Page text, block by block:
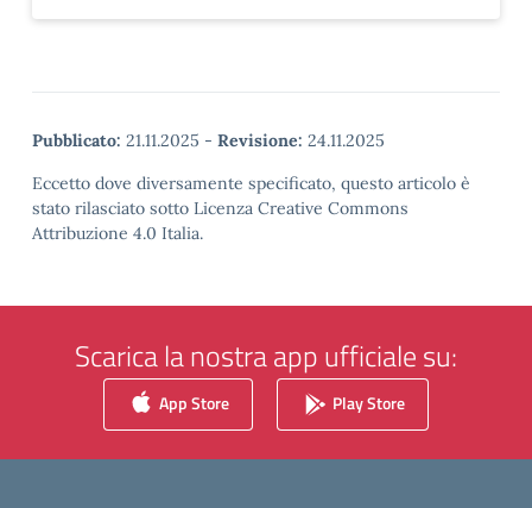
Pubblicato: 21.11.2025 - Revisione: 24.11.2025
Eccetto dove diversamente specificato, questo articolo è
stato rilasciato sotto Licenza Creative Commons
Attribuzione 4.0 Italia.
Scarica la nostra app ufficiale su:
App Store Play Store